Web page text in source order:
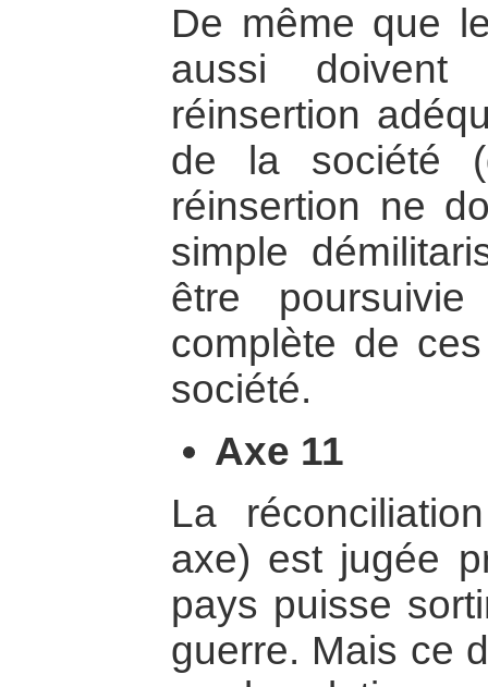
De même que
aussi doivent
réinsertion
de la société
réinsertion ne
simple
être poursuivie
complète de
société.
Axe 11
La
axe) est jugée
pays puisse
guerre. Mais ce